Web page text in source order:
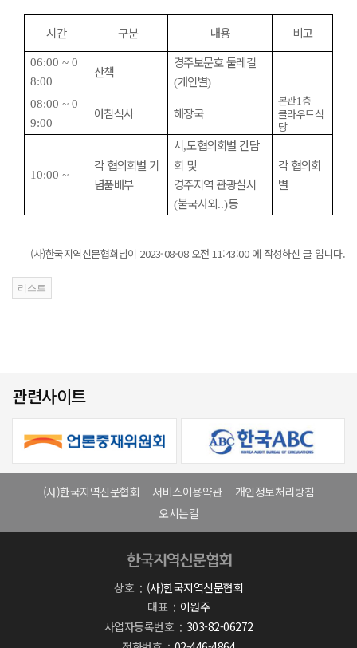
시간 구분 내용 비고
06:00 ~ 0
8:00
산책
경주보문호 둘레길
(개인별)
08:00 ~ 0
9:00
아침식사 해장국
본관1층
클라우드식
당
10:00 ~
각 협의회별 기
념품배부
시,도협의회별 간담
회 및
경주지역 관광실시
(불국사외..)등
각 협의회
별
(사)한국지역신문협회님이 2023-08-08 오전 11:43:00 에 작성하신 글 입니다.
관련사이트
(사)한국지역신문협회 서비스이용약관
개인정보처리방침
오시는길
상호
(사)한국지역신문협회
대표
이원주
사업자등록번호
303-82-06272